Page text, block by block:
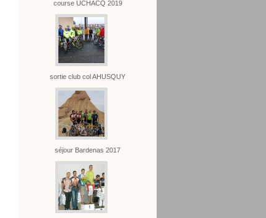
course UCHACQ 2019
sortie club col AHUSQUY
séjour Bardenas 2017